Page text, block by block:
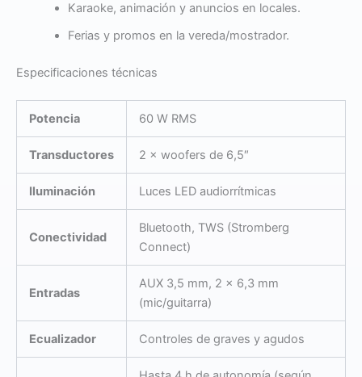
Karaoke, animación y anuncios en locales.
Ferias y promos en la vereda/mostrador.
Especificaciones técnicas
Potencia 60 W RMS
Transductores 2 × woofers de 6,5″
Iluminación Luces LED audiorrítmicas
Conectividad
Bluetooth, TWS (Stromberg
Connect)
Entradas
AUX 3,5 mm, 2 × 6,3 mm
(mic/guitarra)
Ecualizador Controles de graves y agudos